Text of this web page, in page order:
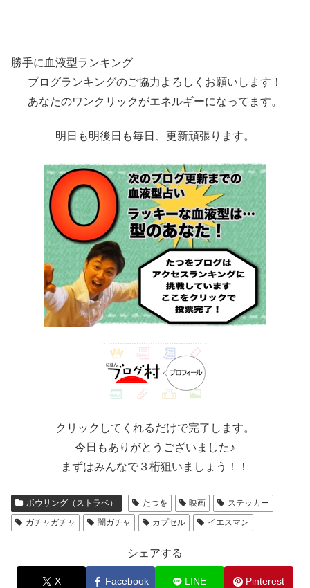
勝手に血液型ランキング
ブログランキングのご協力よろしくお願いします！
あなたのワンクリックがエネルギーになってます。
明日も明後日も毎日、更新頑張ります。
クリックしてくれるだけで完了します。
今日もありがとうございました♪
まずはみんなで３桁狙いましょう！！
ボウリング（ストラベ） たつを 映画
ステッカー
ガチャガチャ
闇ガチャ カプセル イエスマン
シェアする
X Facebook LINE Pinterest